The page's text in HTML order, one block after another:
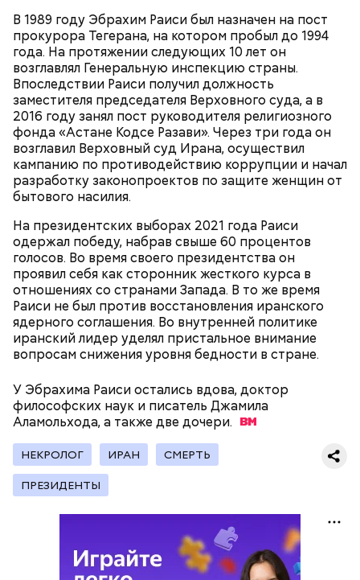
В 1989 году Эбрахим Раиси был назначен на пост
прокурора Тегерана, на котором пробыл до 1994
года. На протяжении следующих 10 лет он
возглавлял Генеральную инспекцию страны.
Впоследствии Раиси получил должность
заместителя председателя Верховного суда, а в
2016 году занял пост руководителя религиозного
фонда «Астане Кодсе Разави». Через три года он
возглавил Верховный суд Ирана, осуществил
кампанию по противодействию коррупции и начал
разработку законопроектов по защите женщин от
бытового насилия.
На президентских выборах 2021 года Раиси
одержал победу, набрав свыше 60 процентов
голосов. Во время своего президентства он
проявил себя как сторонник жесткого курса в
отношениях со странами Запада. В то же время
Раиси не был против восстановления иранского
ядерного соглашения. Во внутренней политике
иранский лидер уделял пристальное внимание
вопросам снижения уровня бедности в стране.
У Эбрахима Раиси остались вдова, доктор
философских наук и писатель Джамила
Аламольхода, а также две дочери.
НЕКРОЛОГ ИРАН СМЕРТЬ
ПРЕЗИДЕНТЫ
Атака хищника: ихтиолог
объяснил, почему акулы
нападают на человека
Особенно опасно контактировать с водой, если вы
ранку. Акула чувствует даже небольшое
количество крови на расстоянии до полутора
километров. Если вы поранились в воде, сразу же
выходите на берег.
— Хищник чувствует кровь, разведенную в
морской воде в пропорции один к миллиону, —
пояснил собеседник «ВМ».
— Во время перелета вы больше облучаетесь, чем в
Экскурсовод отметил, что в заповеднике нет
могильников, техники и мертвых городов,
притягивающих сталкеров, как в украинской
Припяти. А на пожарную вышку, откуда можно
увидеть территорию чернобыльской станции,
подниматься запрещено. Зато есть выселенные
деревни — местный эксклюзив.